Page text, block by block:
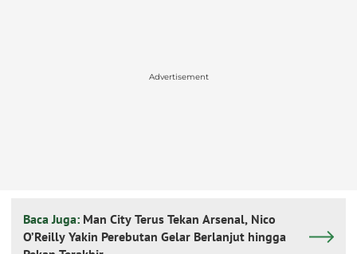
Advertisement
Baca Juga: Man City Terus Tekan Arsenal, Nico
O’Reilly Yakin Perebutan Gelar Berlanjut hingga